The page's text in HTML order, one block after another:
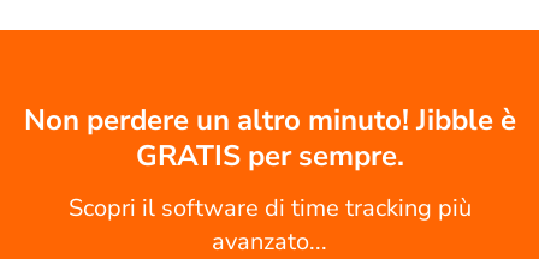
Non perdere un altro minuto! Jibble è
GRATIS per sempre.
Scopri il software di time tracking più
avanzato...